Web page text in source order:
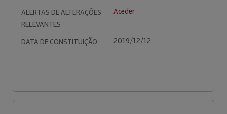
ALERTAS DE ALTERAÇÕES
RELEVANTES
Aceder
DATA DE CONSTITUIÇÃO 2019/12/12